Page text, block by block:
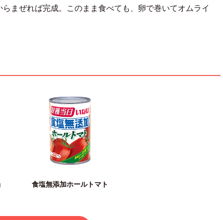
まぜれば完成。このまま食べても、卵で巻いてオムライ
食塩無添加ホールトマト